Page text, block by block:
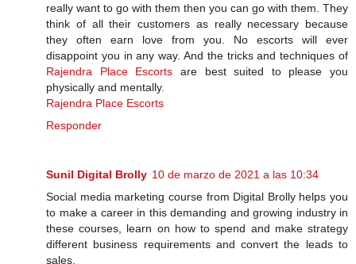
really want to go with them then you can go with them. They
think of all their customers as really necessary because
they often earn love from you. No escorts will ever
disappoint you in any way. And the tricks and techniques of
Rajendra Place Escorts are best suited to please you
physically and mentally.
Rajendra Place Escorts
Responder
Sunil Digital Brolly 10 de marzo de 2021 a las 10:34
Social media marketing course from Digital Brolly helps you
to make a career in this demanding and growing industry in
these courses, learn on how to spend and make strategy
different business requirements and convert the leads to
sales.